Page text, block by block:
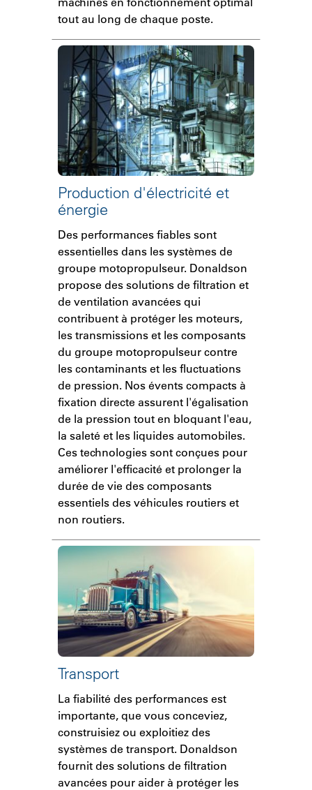
tout au long de chaque poste.
Production d'électricité et
énergie
Des performances fiables sont
essentielles dans les systèmes de
groupe motopropulseur. Donaldson
propose des solutions de filtration et
de ventilation avancées qui
contribuent à protéger les moteurs,
les transmissions et les composants
du groupe motopropulseur contre
les contaminants et les fluctuations
de pression. Nos évents compacts à
fixation directe assurent l'égalisation
de la pression tout en bloquant l'eau,
la saleté et les liquides automobiles.
Ces technologies sont conçues pour
améliorer l'efficacité et prolonger la
durée de vie des composants
essentiels des véhicules routiers et
non routiers.
Transport
La fiabilité des performances est
importante, que vous conceviez,
construisiez ou exploitiez des
systèmes de transport. Donaldson
fournit des solutions de filtration
avancées pour aider à protéger les